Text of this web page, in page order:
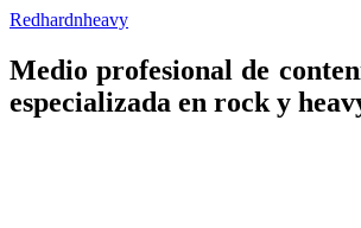
Redhardnheavy
Medio profesional de
especializada en rock y